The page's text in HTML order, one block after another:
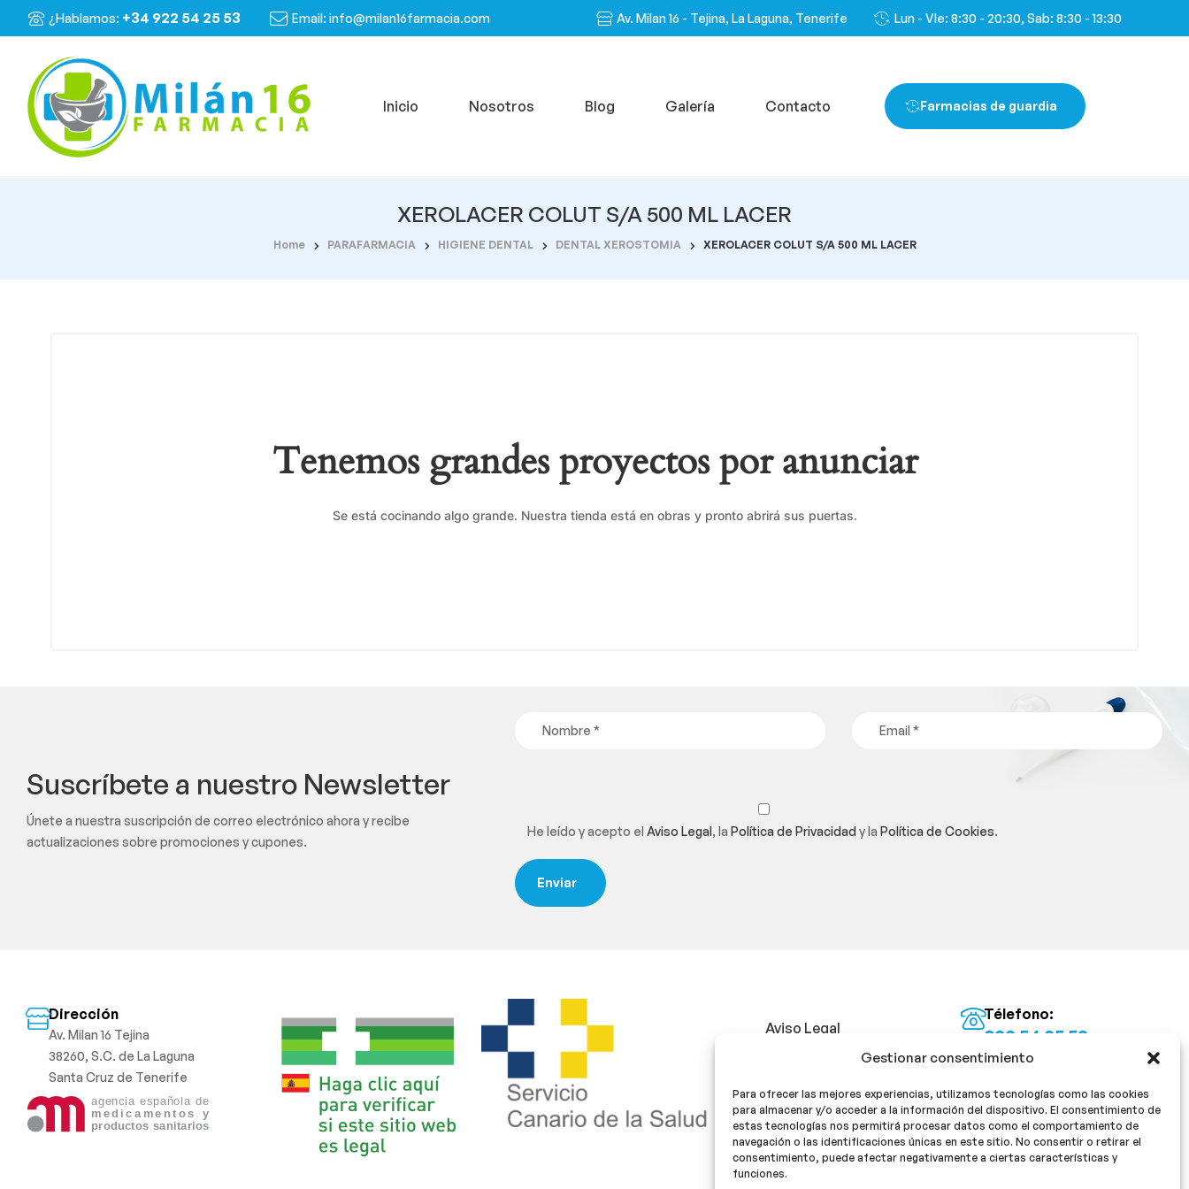
Gestionar consentimiento
Para ofrecer las mejores experiencias, utilizamos tecnologías como las cookies
para almacenar y/o acceder a la información del dispositivo. El consentimiento de
estas tecnologías nos permitirá procesar datos como el comportamiento de
navegación o las identificaciones únicas en este sitio. No consentir o retirar el
consentimiento, puede afectar negativamente a ciertas características y
funciones.
¿Hablamos: +34 922 54 25 53 Email: info@milan16farmacia.com Av. Milan 16 - Tejina, La Laguna, Tenerife Lun - VIe: 8:30 - 20:30, Sab: 8:30 - 13:30
Inicio Nosotros Blog Galería Contacto Farmacias de guardia
XEROLACER COLUT S/A 500 ML LACER
Home PARAFARMACIA HIGIENE DENTAL DENTAL XEROSTOMIA XEROLACER COLUT S/A 500 ML LACER
Tenemos grandes proyectos por anunciar
Se está cocinando algo grande. Nuestra tienda está en obras y pronto abrirá sus puertas.
Suscríbete a nuestro Newsletter
Únete a nuestra suscripción de correo electrónico ahora y recibe
actualizaciones sobre promociones y cupones.
He leído y acepto elAviso Legal, laPolítica de Privacidady laPolítica de Cookies.
Dirección
Av. Milan 16 Tejina
38260, S.C. de La Laguna
Santa Cruz de Tenerife
Aviso Legal
Política de Privacidad
Política de cookies
Télefono:
922 54 25 53
Email:
¡Síguenos!